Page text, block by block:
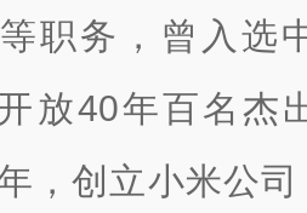
职务，曾入选
放40年百名杰
，创立小米公